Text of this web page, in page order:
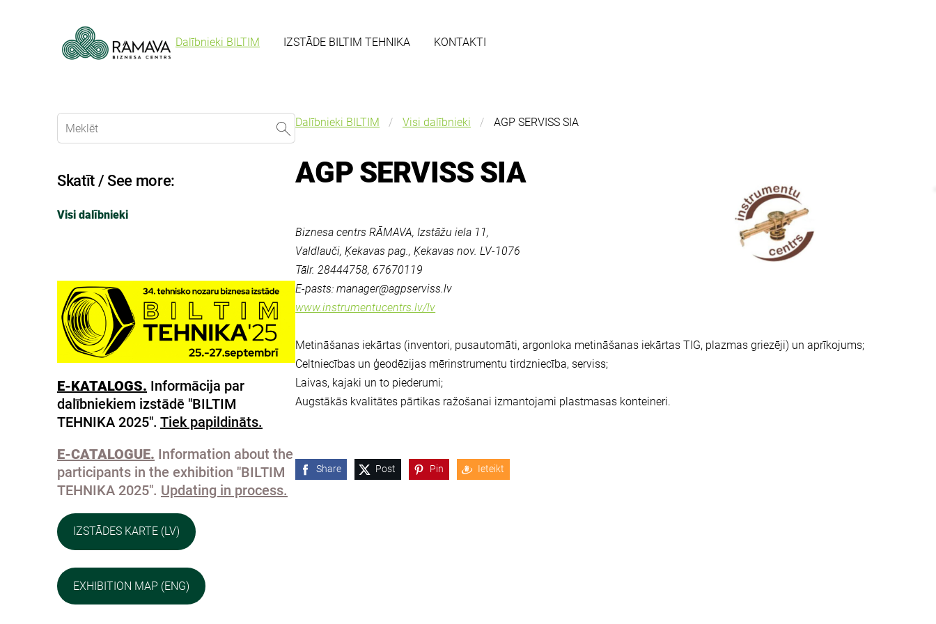
Dalībnieki BILTIM IZSTĀDE BILTIM TEHNIKA KONTAKTI
Skatīt / See more:
Visi dalībnieki
E-KATALOGS. Informācija par
dalībniekiem izstādē "BILTIM
TEHNIKA 2025". Tiek papildināts.
E-CATALOGUE. Information about the
participants in the exhibition "BILTIM
TEHNIKA 2025". Updating in process.
IZSTĀDES KARTE (LV)
EXHIBITION MAP (ENG)
Dalībnieki BILTIM Visi dalībnieki AGP SERVISS SIA
AGP SERVISS SIA
Biznesa centrs RĀMAVA, Izstāžu iela 11,
Valdlauči, Ķekavas pag., Ķekavas nov. LV-1076
Tālr. 28444758, 67670119
E-pasts:manager@agpserviss.lv
www.instrumentucentrs.lv/lv
Metināšanas iekārtas (inventori, pusautomāti, argonloka metināšanas iekārtas TIG, plazmas griezēji) un aprīkojums;
Celtniecības un ģeodēzijas mērinstrumentu tirdzniecība, serviss;
Laivas, kajaki un to piederumi;
Augstākās kvalitātes pārtikas ražošanai izmantojami plastmasas konteineri.
Share Post Pin Ieteikt